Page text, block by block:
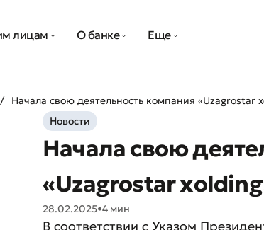
лицам О банке Еще
Начала свою деятельность компания «Uzagrostar
Новости
Начала свою
«Uzagrostar
28.02.2025•4 мин
В соответствии с Указом